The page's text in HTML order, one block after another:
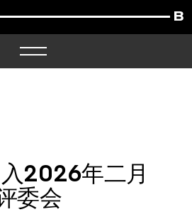
2026年二月
委会